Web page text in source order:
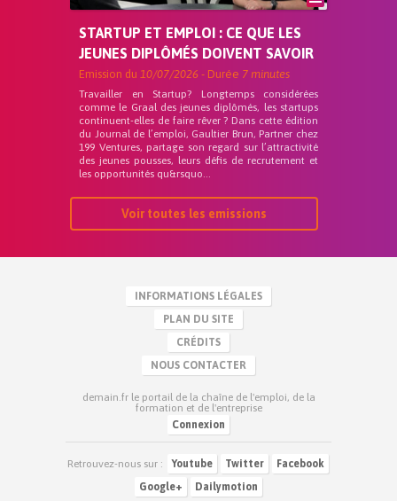
STARTUP ET EMPLOI : CE QUE LES
JEUNES DIPLÔMÉS DOIVENT SAVOIR
Emission du 10/07/2026 - Durée 7 minutes
Travailler en Startup? Longtemps considérées
comme le Graal des jeunes diplômés, les startups
continuent-elles de faire rêver ? Dans cette édition
du Journal de l’emploi, Gaultier Brun, Partner chez
199 Ventures, partage son regard sur l’attractivité
des jeunes pousses, leurs défis de recrutement et
les opportunités qu&rsquo...
Voir toutes les emissions
INFORMATIONS LÉGALES
PLAN DU SITE
CRÉDITS
NOUS CONTACTER
demain.fr le portail de la chaîne de l'emploi, de la
formation et de l'entreprise
Connexion
Retrouvez-nous sur : Youtube Twitter
Facebook
Google+
Dailymotion